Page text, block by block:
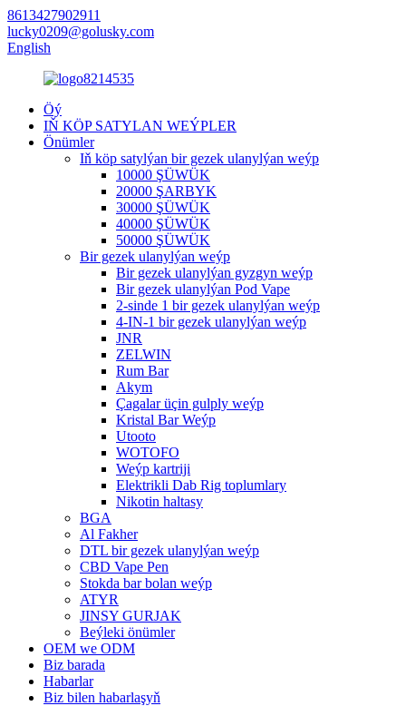
8613427902911
lucky0209@golusky.com
English
Öý
IŇ KÖP SATYLAN WEÝPLER
Önümler
Iň köp satylýan bir gezek ulanylýan weýp
10000 ŞÜWÜK
20000 ŞARBYK
30000 ŞÜWÜK
40000 ŞÜWÜK
50000 ŞÜWÜK
Bir gezek ulanylýan weýp
Bir gezek ulanylýan gyzgyn weýp
Bir gezek ulanylýan Pod Vape
2-sinde 1 bir gezek ulanylýan weýp
4-IN-1 bir gezek ulanylýan weýp
JNR
ZELWIN
Rum Bar
Akym
Çagalar üçin gulply weýp
Kristal Bar Weýp
Utooto
WOTOFO
Weýp kartriji
Elektrikli Dab Rig toplumlary
Nikotin haltasy
BGA
Al Fakher
DTL bir gezek ulanylýan weýp
CBD Vape Pen
Stokda bar bolan weýp
ATYR
JINSY GURJAK
Beýleki önümler
OEM we ODM
Biz barada
Habarlar
Biz bilen habarlaşyň